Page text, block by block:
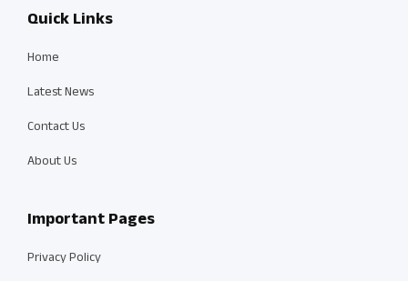
Quick Links
Home
Latest News
Contact Us
About Us
Important Pages
Privacy Policy